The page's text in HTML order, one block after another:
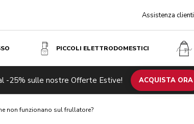
Assistenza clienti
PICCOLI ELETTRODOMESTICI
-25% sulle nostre Offerte Estive! ACQUISTA ORA
non funzionano sul frullatore?